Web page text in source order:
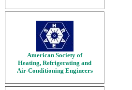
American Society of
Heating, Refrigerating and
Air-Conditioning Engineers